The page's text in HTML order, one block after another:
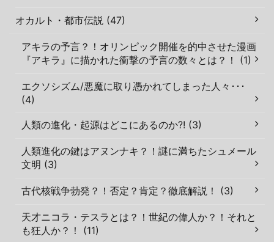
オカルト・都市伝説 (47)
アキラの予言？！オリンピック開催を的中させた漫画
『アキラ』に描かれた衝撃の予言の数々とは？！ (1)
エクソシズム/悪魔に取り憑かれてしまった人々･･･
(4)
人類の進化・起源はどこにあるのか?! (3)
人類進化の鍵はアヌンナキ？！謎に満ちたシュメール
文明 (3)
古代核戦争勃発？！否定？肯定？徹底解説！ (3)
天才ニコラ・テスラとは？！世紀の偉人か？！それと
も狂人か？！ (11)